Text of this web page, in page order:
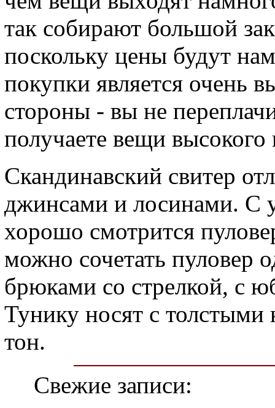
так собирают большой
поскольку цены будут
покупки является очень
стороны - вы не
получаете вещи высокого
Скандинавский свитер
джинсами и лосинами. С
хорошо смотрится
можно сочетать пуловер
брюками со стрелкой, с
Тунику носят с толстыми
тон.
Свежие записи: